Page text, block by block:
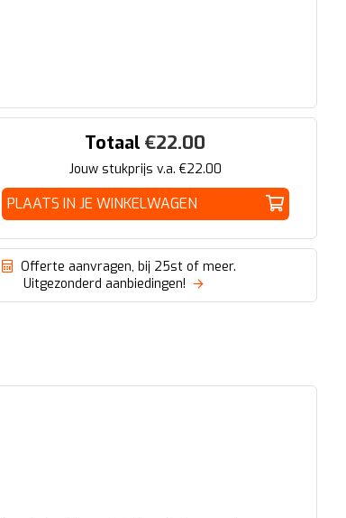
Totaal €22.00
Jouw stukprijs v.a. €22.00
PLAATS IN JE WINKELWAGEN
Offerte aanvragen, bij 25st of meer.
Uitgezonderd aanbiedingen!